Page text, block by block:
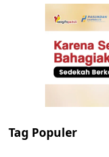
Tag Populer